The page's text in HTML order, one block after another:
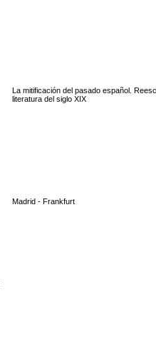
La mitificación del pasado español.
literatura del siglo XIX
Madrid - Frankfurt